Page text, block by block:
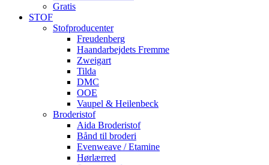
Gratis
STOF
Stofproducenter
Freudenberg
Haandarbejdets Fremme
Zweigart
Tilda
DMC
OOE
Vaupel & Heilenbeck
Broderistof
Aida Broderistof
Bånd til broderi
Evenweave / Etamine
Hørlærred